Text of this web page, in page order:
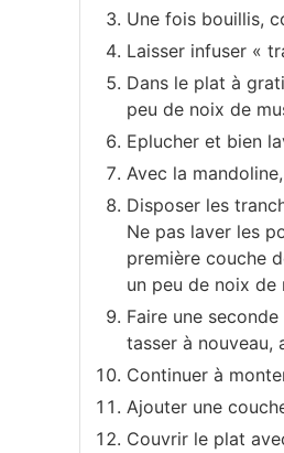
o
Une fois bouillis,
Laisser infuser «
Dans le plat à
peu de noix de
Eplucher et bien
Avec la
Disposer les
Ne pas laver les
première couche
un peu de noix
Faire une
tasser à nouveau,
Continuer à
Ajouter une
Couvrir le plat